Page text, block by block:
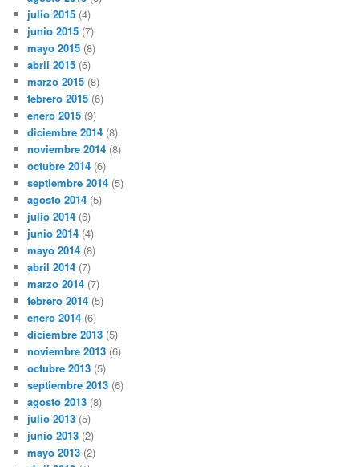
julio 2015 (4)
junio 2015 (7)
mayo 2015 (8)
abril 2015 (6)
marzo 2015 (8)
febrero 2015 (6)
enero 2015 (9)
diciembre 2014 (8)
noviembre 2014 (8)
octubre 2014 (6)
septiembre 2014 (5)
agosto 2014 (5)
julio 2014 (6)
junio 2014 (4)
mayo 2014 (8)
abril 2014 (7)
marzo 2014 (7)
febrero 2014 (5)
enero 2014 (6)
diciembre 2013 (5)
noviembre 2013 (6)
octubre 2013 (5)
septiembre 2013 (6)
agosto 2013 (8)
julio 2013 (5)
junio 2013 (2)
mayo 2013 (2)